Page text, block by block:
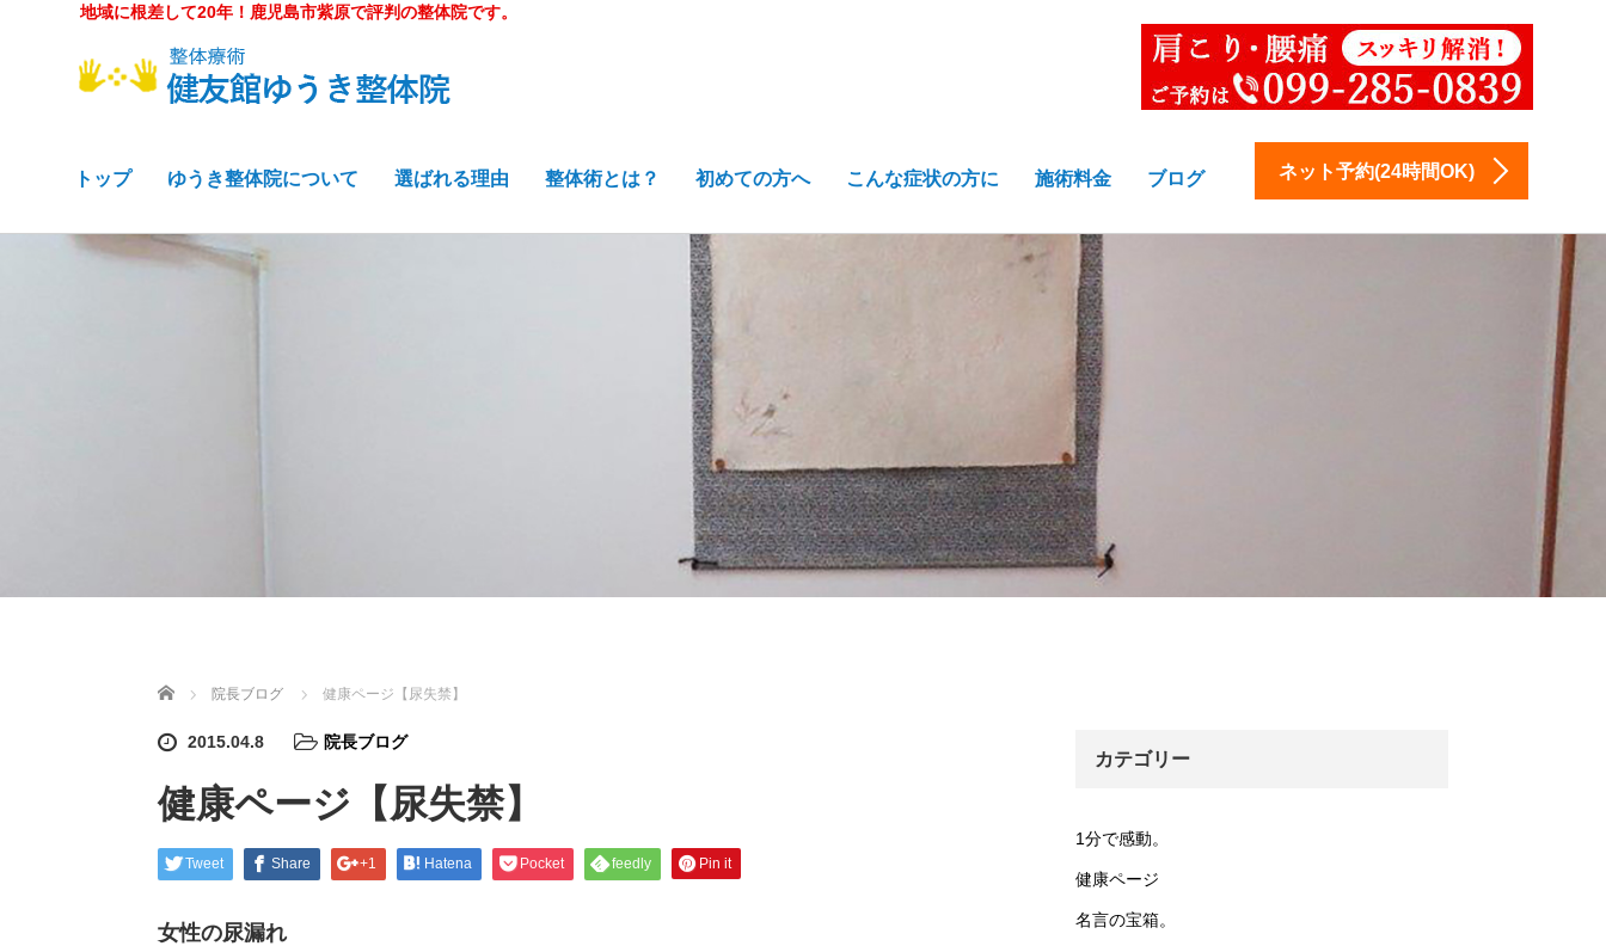
地域に根差して20年！鹿児島市紫原で評判の整体院です。
トップ ゆうき整体院について 選ばれる理由 整体術とは？ 初めての方へ こんな症状の方に 施術料金 ブログ ネット予約(24時間OK)
ホーム 院長ブログ 健康ページ【尿失禁】
2015.04.8 院長ブログ
健康ページ【尿失禁】
Tweet Share +1 Hatena Pocket feedly Pin it
女性の尿漏れ
カテゴリー
1分で感動。
健康ページ
名言の宝箱。